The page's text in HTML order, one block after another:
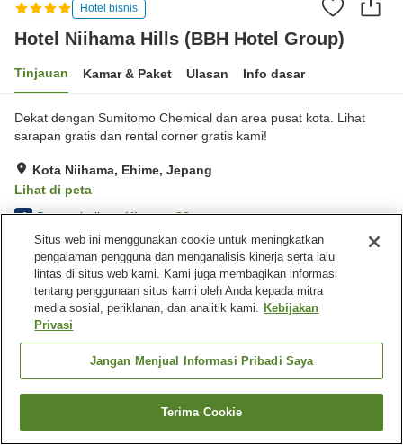
Hotel bisnis
Hotel Niihama Hills (BBH Hotel Group)
Tinjauan Kamar & Paket Ulasan Info dasar
Dekat dengan Sumitomo Chemical dan area pusat kota. Lihat
sarapan gratis dan rental corner gratis kami!
Kota Niihama, Ehime, Jepang
Lihat di peta
4 Sangat baik Ulasan:88
Fasilitas properti
Tempat parkir
Restoran
Mesin penjual otomatis
Pengiriman ke rumah
Jepang Ehime
Kota Niihama
Hotel Niihama Hills (BBH Hotel Group)
Cari kamar
Situs web ini menggunakan cookie untuk meningkatkan
pengalaman pengguna dan menganalisis kinerja serta lalu
lintas di situs web kami. Kami juga membagikan informasi
tentang penggunaan situs kami oleh Anda kepada mitra
media sosial, periklanan, dan analitik kami. Kebijakan
Privasi
Jangan Menjual Informasi Pribadi Saya
Terima Cookie